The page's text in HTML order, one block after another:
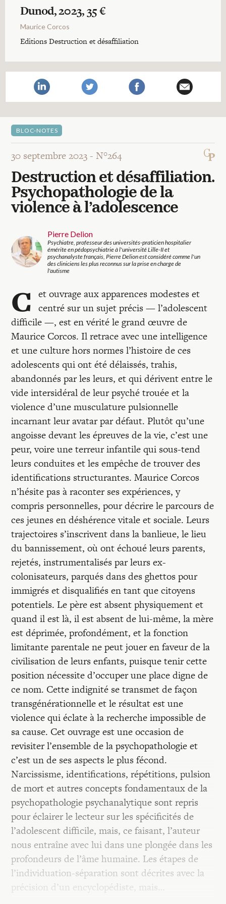
Entretiens
Revues
Mon panier
Mon compte
Dunod, 2023, 35 €
Maurice Corcos
Editions Destruction et désaffiliation
BLOC-NOTES
30 septembre 2023 -N°264
Destruction et désaffiliation.
Psychopathologie de la
violence à l’adolescence
Pierre Delion
Psychiatre, professeur des universités-praticien hospitalier
émérite en pédopsychiatrie à l'université Lille-II et
psychanalyste français, Pierre Delion est considéré comme l'un
des cliniciens les plus reconnus sur la prise en charge de
l'autisme
C et ouvrage aux apparences modestes et
centré sur un sujet précis — l’adolescent
difficile —, est en vérité le grand œuvre de
Maurice Corcos. Il retrace avec une intelligence
et une culture hors normes l’histoire de ces
adolescents qui ont été délaissés, trahis,
abandonnés par les leurs, et qui dérivent entre le
vide intersidéral de leur psyché trouée et la
violence d’une musculature pulsionnelle
incarnant leur avatar par défaut. Plutôt qu’une
angoisse devant les épreuves de la vie, c’est une
peur, voire une terreur infantile qui sous-tend
leurs conduites et les empêche de trouver des
identifications structurantes. Maurice Corcos
n’hésite pas à raconter ses expériences, y
compris personnelles, pour décrire le parcours de
ces jeunes en déshérence vitale et sociale. Leurs
trajectoires s’inscrivent dans la banlieue, le lieu
du bannissement, où ont échoué leurs parents,
rejetés, instrumentalisés par leurs ex-
colonisateurs, parqués dans des ghettos pour
immigrés et disqualifiés en tant que citoyens
potentiels. Le père est absent physiquement et
quand il est là, il est absent de lui-même, la mère
est déprimée, profondément, et la fonction
limitante parentale ne peut jouer en faveur de la
civilisation de leurs enfants, puisque tenir cette
position nécessite d’occuper une place digne de
ce nom. Cette indignité se transmet de façon
transgénérationnelle et le résultat est une
violence qui éclate à la recherche impossible de
sa cause. Cet ouvrage est une occasion de
revisiter l’ensemble de la psychopathologie et
c’est un de ses aspects le plus fécond.
Narcissisme, identifications, répétitions, pulsion
de mort et autres concepts fondamentaux de la
psychopathologie psychanalytique sont repris
pour éclairer le lecteur sur les spécificités de
l’adolescent difficile, mais, ce faisant, l’auteur
nous entraîne avec lui dans une plongée dans les
profondeurs de l’âme humaine. Les étapes de
l’individuation-séparation sont décrites avec la
précision d’un encyclopédiste, mais…